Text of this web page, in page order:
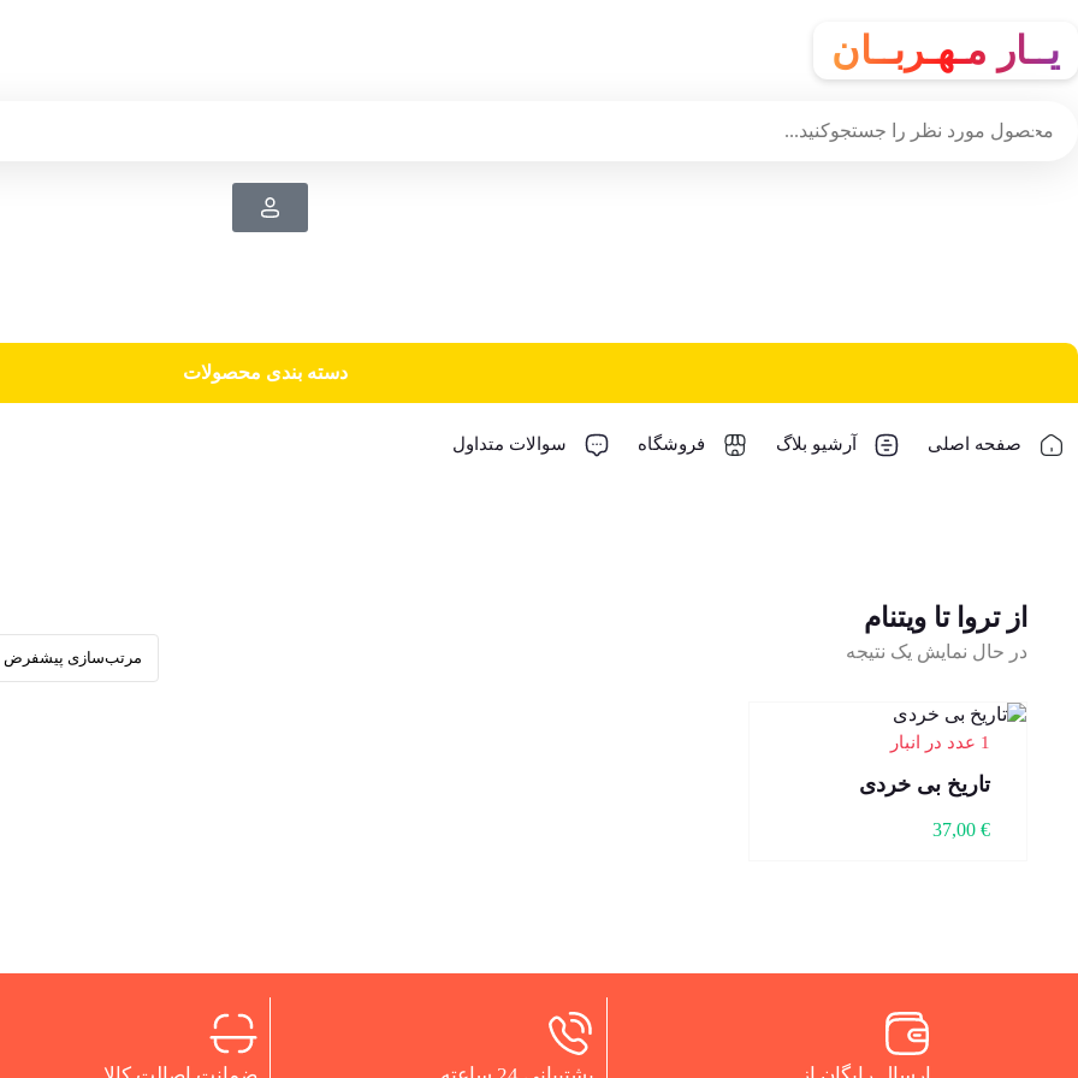
یــار مـهـربــان
دسته‌ بندی محصولات
صفحه اصلی آرشیو بلاگ فروشگاه سوالات متداول
از تروا تا ویتنام
در حال نمایش یک نتیجه
1 عدد در انبار
تاریخ بی خردی
37,00 €